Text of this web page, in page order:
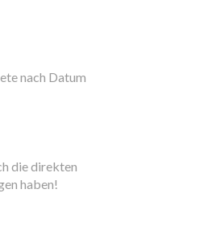
nach Datum
die direkten
haben!